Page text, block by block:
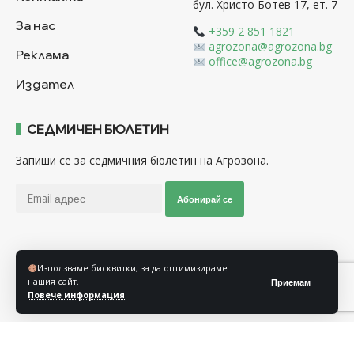
Използваме бисквитки, за да оптимизираме
нашия сайт.
Повече информация
Приемам
За нас
Реклама
Издател
бул. Христо Ботев 17, ет. 7
+359 2 851 1821
agrozona@agrozona.bg
office@agrozona.bg
СЕДМИЧЕН БЮЛЕТИН
Запиши се за седмичния бюлетин на Агрозона.
Абонирай се
Последвайте ни